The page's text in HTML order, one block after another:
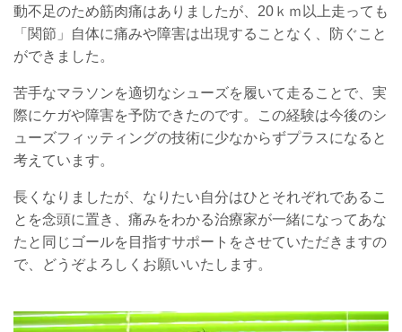
動不足のため筋肉痛はありましたが、20ｋｍ以上走っても
「関節」自体に痛みや障害は出現することなく、防ぐこと
ができました。
苦手なマラソンを適切なシューズを履いて走ることで、実
際にケガや障害を予防できたのです。この経験は今後のシ
ューズフィッティングの技術に少なからずプラスになると
考えています。
長くなりましたが、なりたい自分はひとそれぞれであるこ
とを念頭に置き、痛みをわかる治療家が一緒になってあな
たと同じゴールを目指すサポートをさせていただきますの
で、どうぞよろしくお願いいたします。